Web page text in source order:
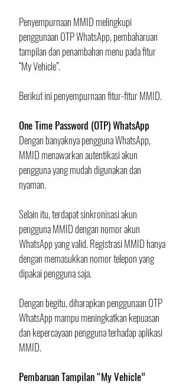
Penyempurnaan MMID melingkupi
penggunaan OTP WhatsApp, pembaharuan
tampilan dan penambahan menu pada fitur
“My Vehicle”.
Berikut ini penyempurnaan fitur-fitur MMID.
One Time Password (OTP) WhatsApp
Dengan banyaknya pengguna WhatsApp,
MMID menawarkan autentikasi akun
pengguna yang mudah digunakan dan
nyaman.
Selain itu, terdapat sinkronisasi akun
pengguna MMID dengan nomor akun
WhatsApp yang valid. Registrasi MMID hanya
dengan memasukkan nomor telepon yang
dipakai pengguna saja.
Dengan begitu, diharapkan penggunaan OTP
WhatsApp mampu meningkatkan kepuasan
dan kepercayaan pengguna terhadap aplikasi
MMID.
Pembaruan Tampilan “My Vehicle”